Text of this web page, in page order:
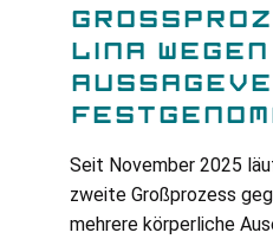
INA WEGEN A
Seit November 2025
zweite Großprozess
mehrere körperliche